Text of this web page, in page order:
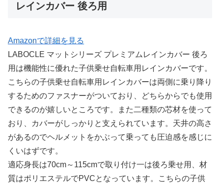
レインカバー 後ろ用
Amazonで詳細を見る
LABOCLE マットシリーズ プレミアムレインカバー 後ろ
用は機能性に優れた子供乗せ自転車用レインカバーです。
こちらの子供乗せ自転車用レインカバーは両側に乗り降り
するためのファスナーがついており、どちらからでも使用
できるのが嬉しいところです。また二種類の芯材を使って
おり、カバーがしっかりと支えられています。天井の高さ
があるのでヘルメットをかぶって乗っても圧迫感を感じに
くいはずです。
適応身長は70cm～115cmで取り付け一は後ろ乗せ用、材
質はポリエステルでPVCとなっています。こちらの子供